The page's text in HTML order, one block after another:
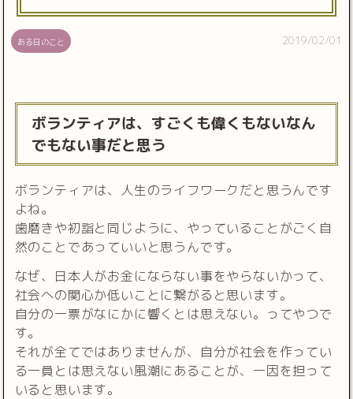
ある日のこと 2019/02/01
ボランティアは、すごくも偉くもないなん
でもない事だと思う
ボランティアは、人生のライフワークだと思うんです
よね。
歯磨きや初詣と同じように、やっていることがごく自
然のことであっていいと思うんです。
なぜ、日本人がお金にならない事をやらないかって、
社会への関心か低いことに繋がると思います。
自分の一票がなにかに響くとは思えない。ってやつで
す。
それが全てではありませんが、自分が社会を作ってい
る一員とは思えない風潮にあることが、一因を担って
いると思います。